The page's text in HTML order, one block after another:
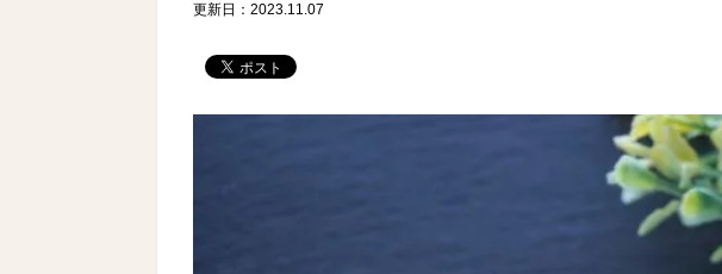
更新日：2023.11.07